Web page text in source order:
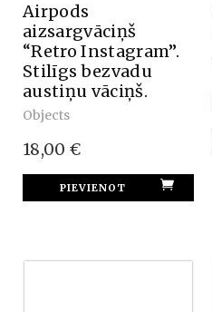
Airpods
aizsargvāciņš
“Retro Instagram”.
Stilīgs bezvadu
austiņu vāciņš.
Objects
18,00 €